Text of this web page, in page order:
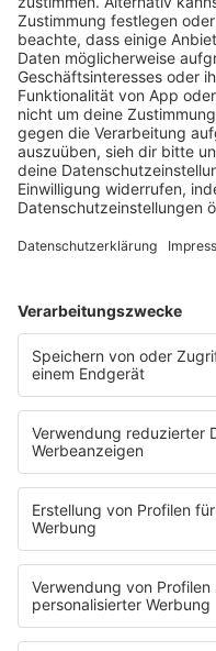
ausgesprochen hat.
Musik zu Zwecken des
die GEMA, München zu
Programm
Livestreams
Playlist Breakdown
Programschedule
KISS NATION
Aktionen
Connect
Team
Musik-Tester werden!